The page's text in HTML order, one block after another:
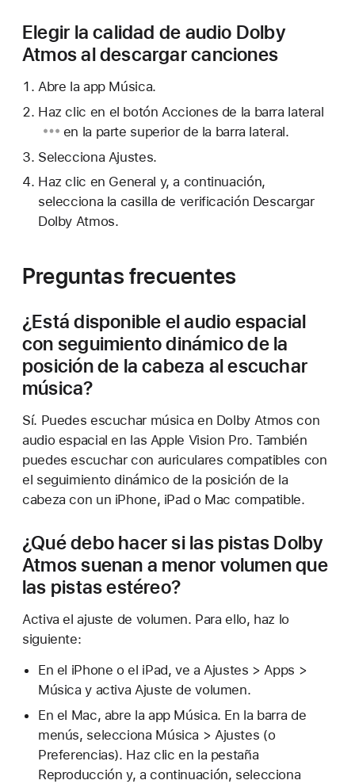
Elegir la calidad de audio Dolby
Atmos al descargar canciones
Abre la app Música.
Haz clic en el botón Acciones de la barra lateral
en la parte superior de la barra lateral.
Selecciona Ajustes.
Haz clic en General y, a continuación,
selecciona la casilla de verificación Descargar
Dolby Atmos.
Preguntas frecuentes
¿Está disponible el audio espacial
con seguimiento dinámico de la
posición de la cabeza al escuchar
música?
Sí. Puedes escuchar música en Dolby Atmos con
audio espacial en las Apple Vision Pro. También
puedes escuchar con auriculares compatibles con
el seguimiento dinámico de la posición de la
cabeza con un iPhone, iPad o Mac compatible.
¿Qué debo hacer si las pistas Dolby
Atmos suenan a menor volumen que
las pistas estéreo?
Activa el ajuste de volumen. Para ello, haz lo
siguiente:
En el iPhone o el iPad, ve a Ajustes > Apps >
Música y activa Ajuste de volumen.
En el Mac, abre la app Música. En la barra de
menús, selecciona Música > Ajustes (o
Preferencias). Haz clic en la pestaña
Reproducción y, a continuación, selecciona